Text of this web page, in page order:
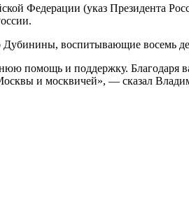
Федерации (указ Президента
воспитывающие восемь
помощь и поддержку. Благодаря
Москвы и москвичей», — сказал